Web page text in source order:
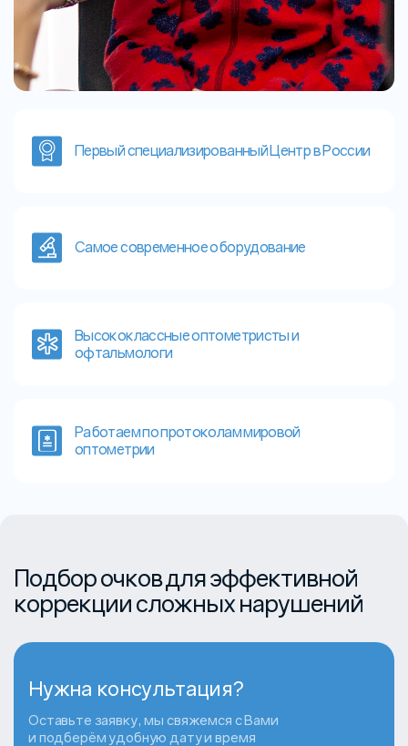
Первый специализированный Центр в России
Самое современное оборудование
Высококлассные оптометристы и
офтальмологи
Работаем по протоколам мировой
оптометрии
Подбор очков для эффективной
коррекции сложных нарушений
Нужна консультация?
Оставьте заявку, мы свяжемся с Вами
и подберём удобную дату и время